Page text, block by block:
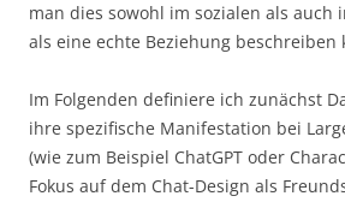
man dies sowohl im sozialen als auch
als eine echte Beziehung beschreiben
Im Folgenden definiere ich zunächst
ihre spezifische Manifestation bei
(wie zum Beispiel ChatGPT oder
Fokus auf dem Chat-Design als